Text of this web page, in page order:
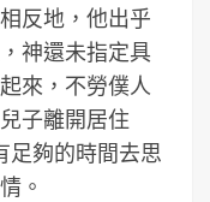
反地，他出乎
神還未指定具
來，不勞僕人
子離開居住
足夠的時間去思
。